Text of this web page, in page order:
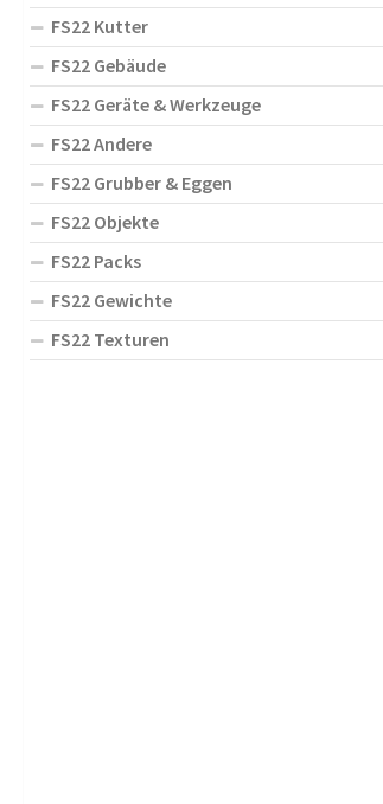
FS22 Kutter
FS22 Gebäude
FS22 Geräte & Werkzeuge
FS22 Andere
FS22 Grubber & Eggen
FS22 Objekte
FS22 Packs
FS22 Gewichte
FS22 Texturen